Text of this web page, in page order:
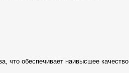
что обеспечивает наивысшее качество